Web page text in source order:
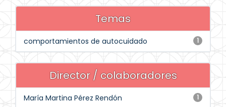
Temas
1
comportamientos de autocuidado
Director / colaboradores
1
María Martina Pérez Rendón